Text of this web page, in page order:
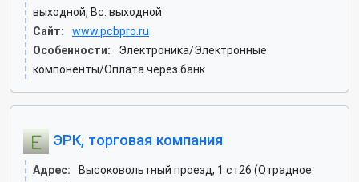
выходной, Вс: выходной
Сайт:
www.pcbpro.ru
Особенности:
Электроника/Электронные
компоненты/Оплата через банк
ЭРК, торговая компания
Адрес:
Высоковольтный проезд, 1 ст26 (Отрадное